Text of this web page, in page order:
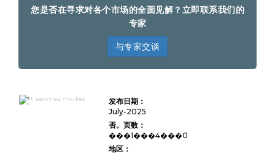
您是否在寻求对各个市场的全面见解？立即联系我们的
专家
与专家交谈
IT服务市场规
模，份额，增长
发布日期：
July-2025
否。页数：
���1���4���0
地区：